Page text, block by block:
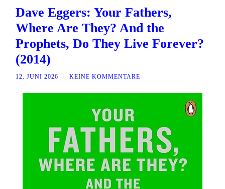
Dave Eggers: Your Fathers,
Where Are They? And the
Prophets, Do They Live Forever?
(2014)
12. JUNI 2026 KEINE KOMMENTARE